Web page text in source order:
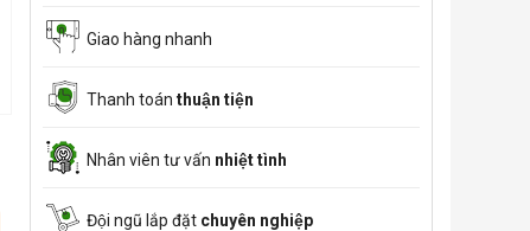
Giao hàng nhanh
Thanh toán thuận tiện
Nhân viên tư vấn nhiệt tình
Đội ngũ lắp đặt chuyên nghiệp